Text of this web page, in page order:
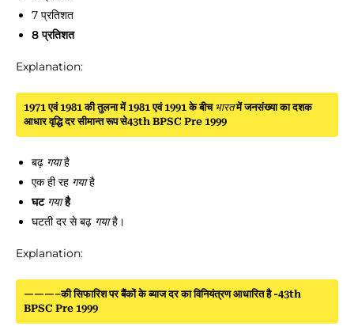
7 प्रतिशत
8 प्रतिशत
Explanation:
1971 एवं 1981 की तुलना में 1981 एवं 1991 के बीच भारतमें जनसंख्या का दशक
आधार वृद्धि दर सीमान्त रूप से43th BPSC Pre 1999
बढ़ गयाहै
एक ही रह गयाहै
घट गयाहै
घटती दर से बढ़ गयाहै।
Explanation:
———–की सिफारिश पर बैंकों के ब्याज दर का विनियंत्रण आधारित है -43th
BPSC Pre 1999